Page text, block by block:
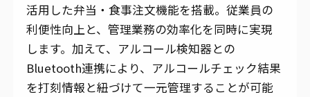
活用した弁当・食事注文機能を搭載。従業員の
利便性向上と、管理業務の効率化を同時に実現
します。加えて、アルコール検知器との
Bluetooth連携により、アルコールチェック結果
を打刻情報と紐づけて一元管理することが可能